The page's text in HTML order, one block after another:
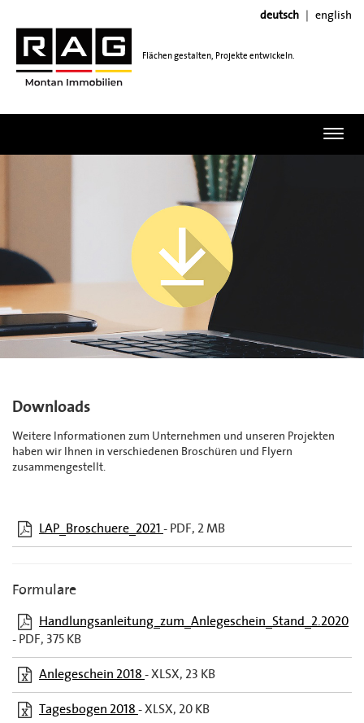
deutsch english
Flächen gestalten, Projekte entwickeln.
Downloads
Weitere Informationen zum Unternehmen und unseren Projekten
haben wir Ihnen in verschiedenen Broschüren und Flyern
zusammengestellt.
LAP_Broschuere_2021 PDF, 2 MB
Formulare
Handlungsanleitung_zum_Anlegeschein_Stand_2.2020
PDF, 375 KB
Anlegeschein 2018 XLSX, 23 KB
Tagesbogen 2018 XLSX, 20 KB